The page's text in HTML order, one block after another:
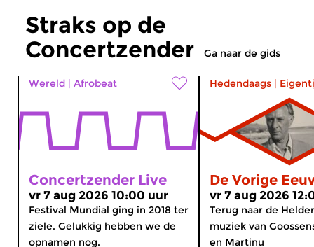
Straks op de
Concertzender
Ga naar de gids
Wereld | Afrobeat
Concertzender Live
vr 7 aug 2026 10:00 uur
Festival Mundial ging in 2018 ter
ziele. Gelukkig hebben we de
opnamen nog.
Hedendaags |
De Vorige
vr 7 aug 2026
Terug naar de
muziek van
en Martinu